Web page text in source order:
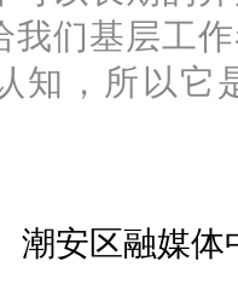
我们基层工
知，所以它
潮安区融媒体